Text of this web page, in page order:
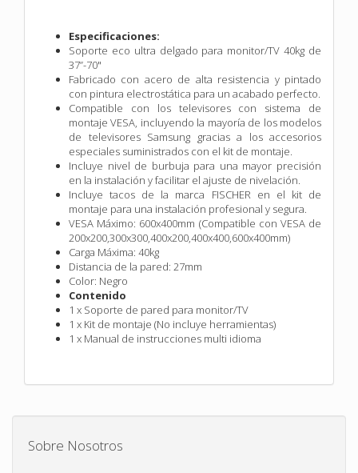
Especificaciones:
Soporte eco ultra delgado para monitor/TV 40kg de
37”-70"
Fabricado con acero de alta resistencia y pintado
con pintura electrostática para un acabado perfecto.
Compatible con los televisores con sistema de
montaje VESA, incluyendo la mayoría de los modelos
de televisores Samsung gracias a los accesorios
especiales suministrados con el kit de montaje.
Incluye nivel de burbuja para una mayor precisión
en la instalación y facilitar el ajuste de nivelación.
Incluye tacos de la marca FISCHER en el kit de
montaje para una instalación profesional y segura.
VESA Máximo: 600x400mm (Compatible con VESA de
200x200,300x300,400x200,400x400,600x400mm)
Carga Máxima: 40kg
Distancia de la pared: 27mm
Color: Negro
Contenido
1 x Soporte de pared para monitor/TV
1 x Kit de montaje (No incluye herramientas)
1 x Manual de instrucciones multi idioma
Sobre Nosotros